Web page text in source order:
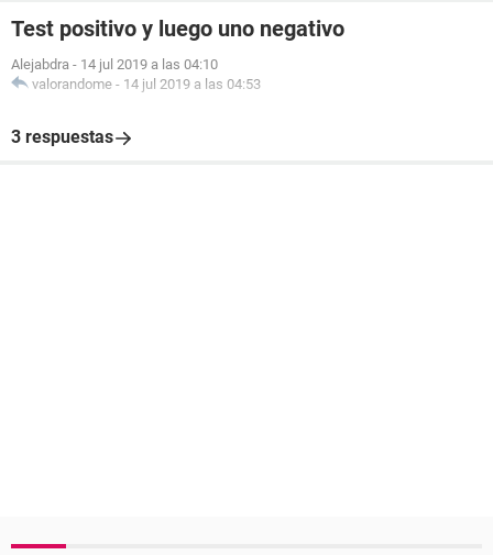
Test positivo y luego uno negativo
Alejabdra - 14 jul 2019 a las 04:10
valorandome - 14 jul 2019 a las 04:53
3 respuestas